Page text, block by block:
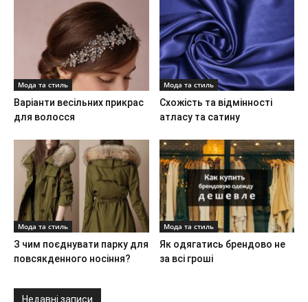
Мода та стиль
Варіанти весільних прикрас
для волосся
Мода та стиль
Схожість та відмінності
атласу та сатину
Мода та стиль
З чим поєднувати парку для
повсякденного носіння?
Мода та стиль
Як одягатись брендово не
за всі гроші
Недавні записи